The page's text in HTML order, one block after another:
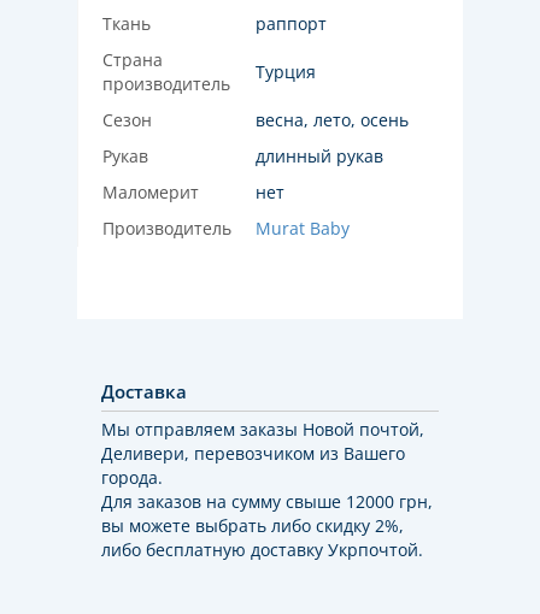
Ткань
раппорт
Страна
производитель
Турция
Сезон
весна, лето, осень
Рукав
длинный рукав
Маломерит
нет
Производитель
Murat Baby
Доставка
Мы отправляем заказы Новой почтой,
Деливери, перевозчиком из Вашего
города.
Для заказов на сумму свыше 12000 грн,
вы можете выбрать либо скидку 2%,
либо бесплатную доставку Укрпочтой.